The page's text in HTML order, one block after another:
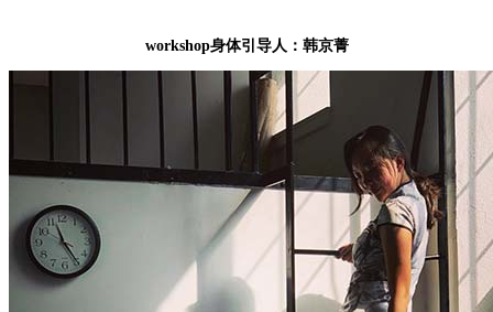
workshop身体引导人：韩京菁